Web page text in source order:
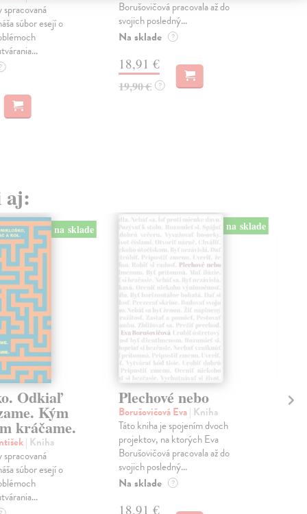
súbor esejí o
Borušovičová pracovala až do
svojich posledný...
Na sklade ?
18,91 €
19,90 € ?
aj:
na sklade
Odkiaľ
Kým
kráčame.
| Kniha
súbor esejí o
na sklade
Plechové nebo
Borušovičová Eva| Kniha
Táto kniha je spojením dvoch
projektov, na ktorých Eva
Borušovičová pracovala až do
svojich posledný...
Na sklade ?
18,91 €